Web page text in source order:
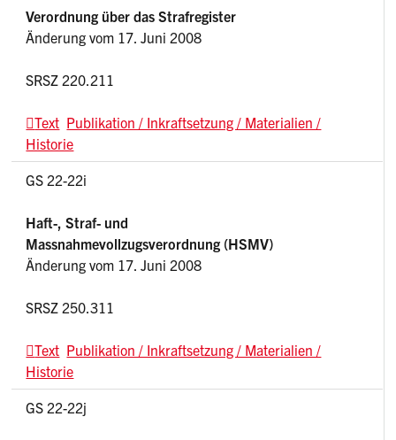
Verordnung über das Strafregister
Änderung vom 17. Juni 2008
SRSZ 220.211
Text Publikation / Inkraftsetzung / Materialien /
Historie
GS 22-22i
Haft-, Straf- und
Massnahmevollzugsverordnung (HSMV)
Änderung vom 17. Juni 2008
SRSZ 250.311
Text Publikation / Inkraftsetzung / Materialien /
Historie
GS 22-22j